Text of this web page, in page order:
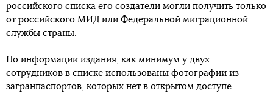
российского списка его создатели могли получить только
от российского МИД или Федеральной миграционной
службы страны.
По информации издания, как минимум у двух
сотрудников в списке использованы фотографии из
загранпаспортов, которых нет в открытом доступе.